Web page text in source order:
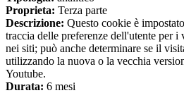
Proprieta: Terza parte
Descrizione: Questo cookie è
traccia delle preferenze dell'utente per
nei siti; può anche determinare se il
utilizzando la nuova o la vecchia
Youtube.
Durata: 6 mesi